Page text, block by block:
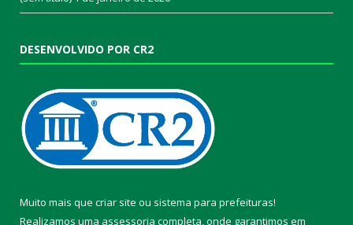
DESENVOLVIDO POR CR2
Muito mais que criar site ou sistema para prefeituras!
Realizamos uma assessoria completa, onde garantimos em